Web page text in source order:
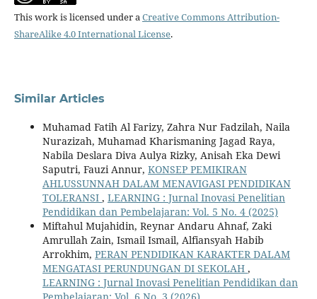
This work is licensed under aCreative Commons Attribution-
ShareAlike 4.0 International License.
Similar Articles
Muhamad Fatih Al Farizy, Zahra Nur Fadzilah, Naila
Nurazizah, Muhamad Kharismaning Jagad Raya,
Nabila Deslara Diva Aulya Rizky, Anisah Eka Dewi
Saputri, Fauzi Annur, KONSEP PEMIKIRAN
AHLUSSUNNAH DALAM MENAVIGASI PENDIDIKAN
TOLERANSI , LEARNING : Jurnal Inovasi Penelitian
Pendidikan dan Pembelajaran: Vol. 5 No. 4 (2025)
Miftahul Mujahidin, Reynar Andaru Ahnaf, Zaki
Amrullah Zain, Ismail Ismail, Alfiansyah Habib
Arrokhim, PERAN PENDIDIKAN KARAKTER DALAM
MENGATASI PERUNDUNGAN DI SEKOLAH ,
LEARNING : Jurnal Inovasi Penelitian Pendidikan dan